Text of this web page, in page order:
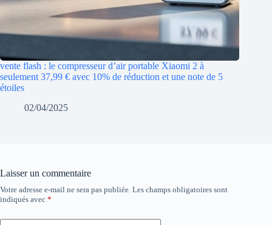
vente flash : le compresseur d’air portable Xiaomi 2 à
seulement 37,99 € avec 10% de réduction et une note de 5
étoiles
02/04/2025
Laisser un commentaire
Votre adresse e-mail ne sera pas publiée. Les champs obligatoires sont
indiqués avec *